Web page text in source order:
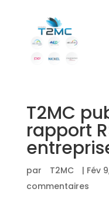
T2MC
rapport
par T2MC | Fév
commentaires